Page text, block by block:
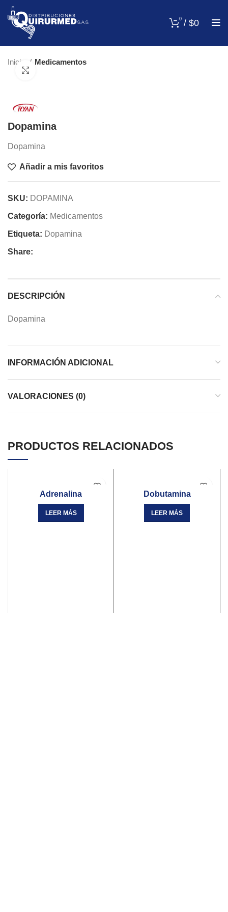
0 / $0
Inicio Medicamentos
Dopamina
Dopamina
Añadir a mis favoritos
SKU: DOPAMINA
Categoría: Medicamentos
Etiqueta: Dopamina
Share:
DESCRIPCIÓN
Dopamina
INFORMACIÓN ADICIONAL
VALORACIONES (0)
PRODUCTOS RELACIONADOS
Adrenalina
LEER MÁS
Dobutamina
LEER MÁS